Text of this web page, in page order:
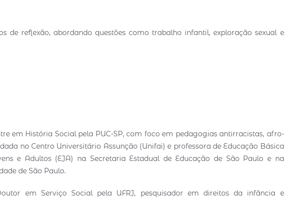
de reflexão, abordando questões como trabalho infantil, exploração sexual e
em História Social pela PUC-SP, com foco em pedagogias antirracistas, afro-
no Centro Universitário Assunção (Unifai) e professora de Educação Básica
e Adultos (EJA) na Secretaria Estadual de Educação de São Paulo e na
de São Paulo.
em Serviço Social pela UFRJ, pesquisador em direitos da infância e